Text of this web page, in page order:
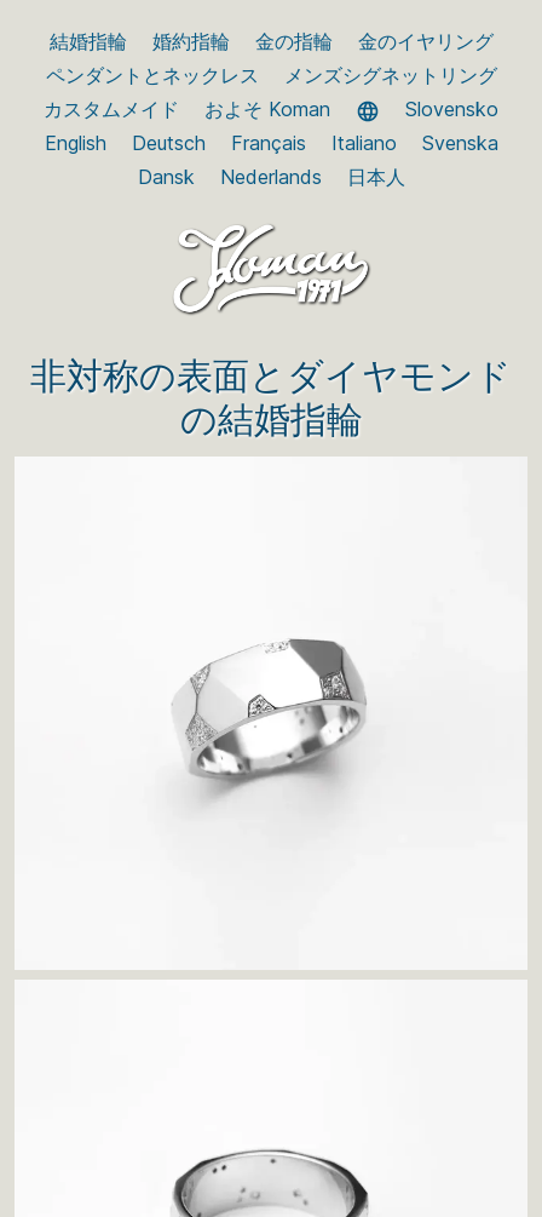
結婚指輪 婚約指輪 金の指輪
金のイヤリング
ペンダントとネックレス
メンズシグネットリング
カスタムメイド
およそ Koman
Slovensko
English
Deutsch Français Italiano
Svenska
Dansk
Nederlands 日本人
非対称の表面とダイヤモンド
の結婚指輪